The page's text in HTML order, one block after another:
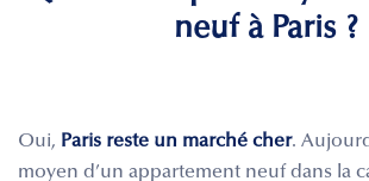
neuf à Paris ?
Oui, Paris reste un marché cher.
moyen d’un appartement neuf dans la